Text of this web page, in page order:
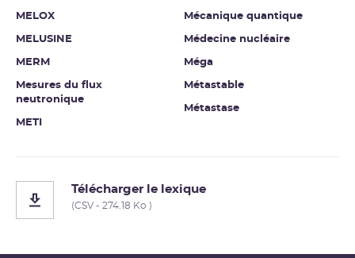
MELOX
MELUSINE
MERM
Mesures du flux
neutronique
METI
Mécanique quantique
Médecine nucléaire
Méga
Métastable
Métastase
Télécharger le lexique
(CSV - 274.18 Ko )